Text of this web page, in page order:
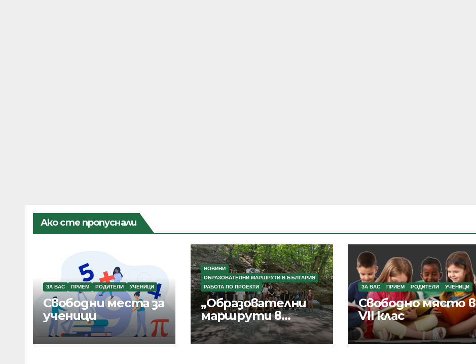
Ако сте пропуснали
ЗА ВАС ПРИЕМ РОДИТЕЛИ УЧЕНИЦИ
Свободни места за
ученици
НОВИНИ
ОБРАЗОВАТЕЛНИ МАРШРУТИ В БЪЛГАРИЯ
РАБОТА ПО ПРОЕКТИ
„Образователни
маршрути в
България“
ЗА ВАС ПРИЕМ РОДИТЕЛИ УЧЕНИЦИ
Свободно място в
VII клас